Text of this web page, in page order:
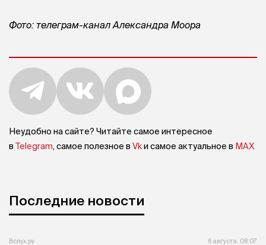
Фото: телеграм-канал Александра Моора
Неудобно на сайте? Читайте самое интересное
в Telegram, самое полезное в Vkи самое актуальное в MAX
Последние новости
Вслух.ру 6 августа, 08:07